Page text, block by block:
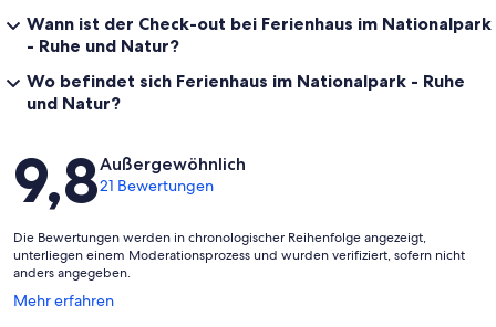
Wann ist der Check-out bei Ferienhaus im Nationalpark
- Ruhe und Natur?
Wo befindet sich Ferienhaus im Nationalpark - Ruhe
und Natur?
Bewertungen
9,8Außergewöhnlich
21 Bewertungen
Die Bewertungen werden in chronologischer Reihenfolge angezeigt,
unterliegen einem Moderationsprozess und wurden verifiziert, sofern nicht
anders angegeben.
Mehr erfahren
Wird